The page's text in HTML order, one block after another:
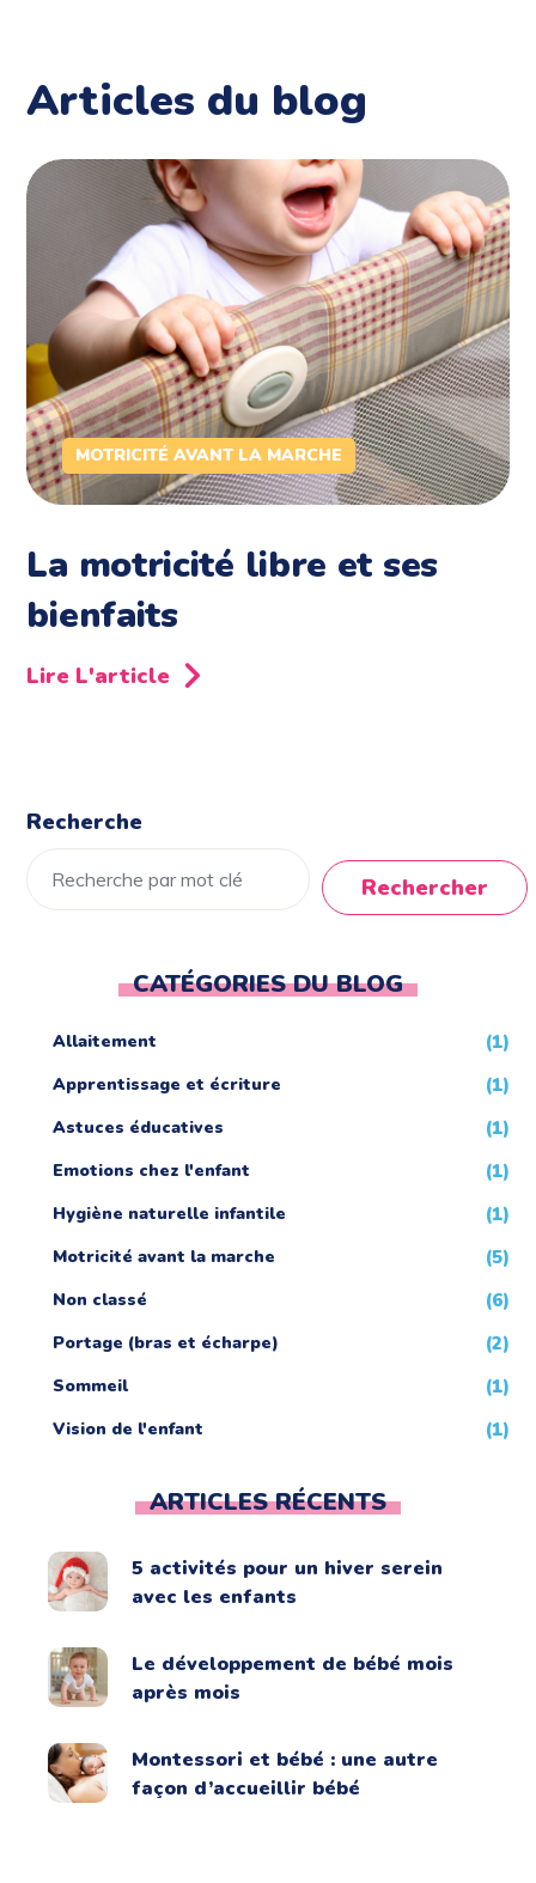
Articles du blog
MOTRICITÉ AVANT LA MARCHE
La motricité libre et ses
bienfaits
Lire L'article
Recherche
Rechercher
CATÉGORIES DU BLOG
Allaitement (1)
Apprentissage et écriture (1)
Astuces éducatives (1)
Emotions chez l'enfant (1)
Hygiène naturelle infantile (1)
Motricité avant la marche (5)
Non classé (6)
Portage (bras et écharpe) (2)
Sommeil (1)
Vision de l'enfant (1)
ARTICLES RÉCENTS
5 activités pour un hiver serein
avec les enfants
Le développement de bébé mois
après mois
Montessori et bébé : une autre
façon d’accueillir bébé